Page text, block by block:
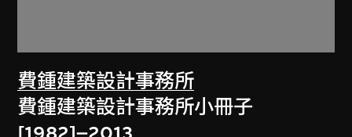
費鍾建築設計事務所
費鍾建築設計事務所小冊子